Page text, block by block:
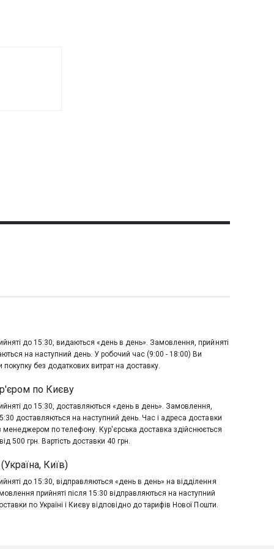
до 15:30, видаються «день в день». Замовлення, прийняті
на наступний день. У робочий час (9:00 - 18:00) Ви
без додаткових витрат на доставку.
по Києву
до 15:30, доставляються «день в день». Замовлення,
доставляються на наступний день. Час і адреса доставки
менеджером по телефону. Кур'єрська доставка здійснюється
500 грн. Вартість доставки 40 грн.
Київ)
до 15:30, відправляються «день в день» на відділення
прийняті після 15:30 відправляються на наступний
по Україні і Києву відповідно до тарифів Нової Пошти.